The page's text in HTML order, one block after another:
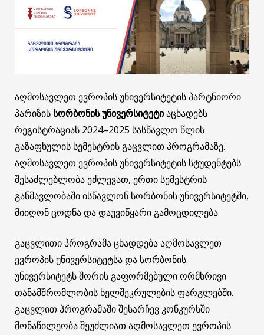
ᲙᲝᲜᲢᲐᲥᲢᲘ
აღმოსავლეთ ევროპის უნივერსიტეტის პარტნიორი
პარიზის სორბონის უნივერსიტეტიაცხადებს
რეგისტრაციას 2024–2025 სასწავლო წლის
გაზაფხულის სემესტრის გაცვლით პროგრამაზე.
აღმოსავლეთ ევროპის უნივერსიტეტის სტუდენტებს
შესაძლებლობა ეძლევათ, ერთი სემესტრის
განმავლობაში ისწავლონ სორბონის უნივერსიტეტში,
მიიღონ ცოდნა და დაუვიწყარი გამოცდილება.
გაცვლითი პროგრამა ცხადდება აღმოსავლეთ
ევროპის უნივერსიტეტსა და სორბონის
უნივერსიტეტს შორის გაფორმებული ორმხრივი
თანამშრომლობის ხელშეკრულების ფარგლებში.
გაცვლით პროგრამაში შესარჩევ კონკურსში
მონაწილეობა შეუძლიათ აღმოსავლეთ ევროპის